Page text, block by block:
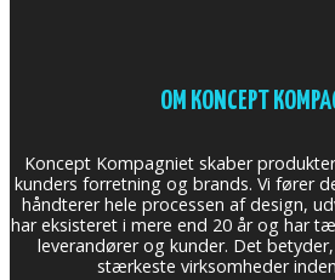
OM KONCEPT
Koncept Kompagniet skaber
kunders forretning og brands. Vi fører
håndterer hele processen af design,
har eksisteret i mere end 20 år og har
leverandører og kunder. Det
stærkeste virksomheder